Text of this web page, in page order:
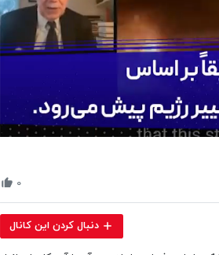
۰
دنبال کردن این کانال